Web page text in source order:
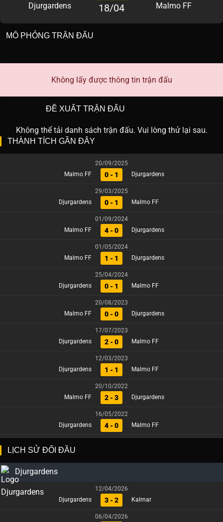
Djurgardens 18/04 Malmo FF
MÔ PHỎNG TRẬN ĐẤU
Không lấy được thông tin trận đấu
ĐỀ XUẤT TRẬN ĐẤU
Không thể tải danh sách trận đấu. Vui lòng thử lại sau.
THÀNH TÍCH GẦN ĐÂY
20/09/2025
Malmo FF
0 - 1 Djurgardens
29/03/2025
Djurgardens
0 - 1 Malmo FF
01/09/2024
Malmo FF
4 - 0 Djurgardens
01/05/2024
Malmo FF
1 - 1 Djurgardens
25/04/2024
Djurgardens
0 - 1 Malmo FF
20/08/2023
Malmo FF
0 - 0 Djurgardens
17/07/2023
Djurgardens
2 - 0 Malmo FF
12/03/2023
Djurgardens
1 - 1 Malmo FF
20/10/2022
Malmo FF
2 - 3 Djurgardens
16/05/2022
Djurgardens
4 - 0 Malmo FF
LỊCH SỬ ĐỐI ĐẦU
Djurgardens
12/04/2026
Djurgardens
3 - 2 Kalmar
06/04/2026